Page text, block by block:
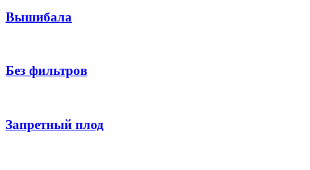
Вышибала
Без фильтров
Запретный плод